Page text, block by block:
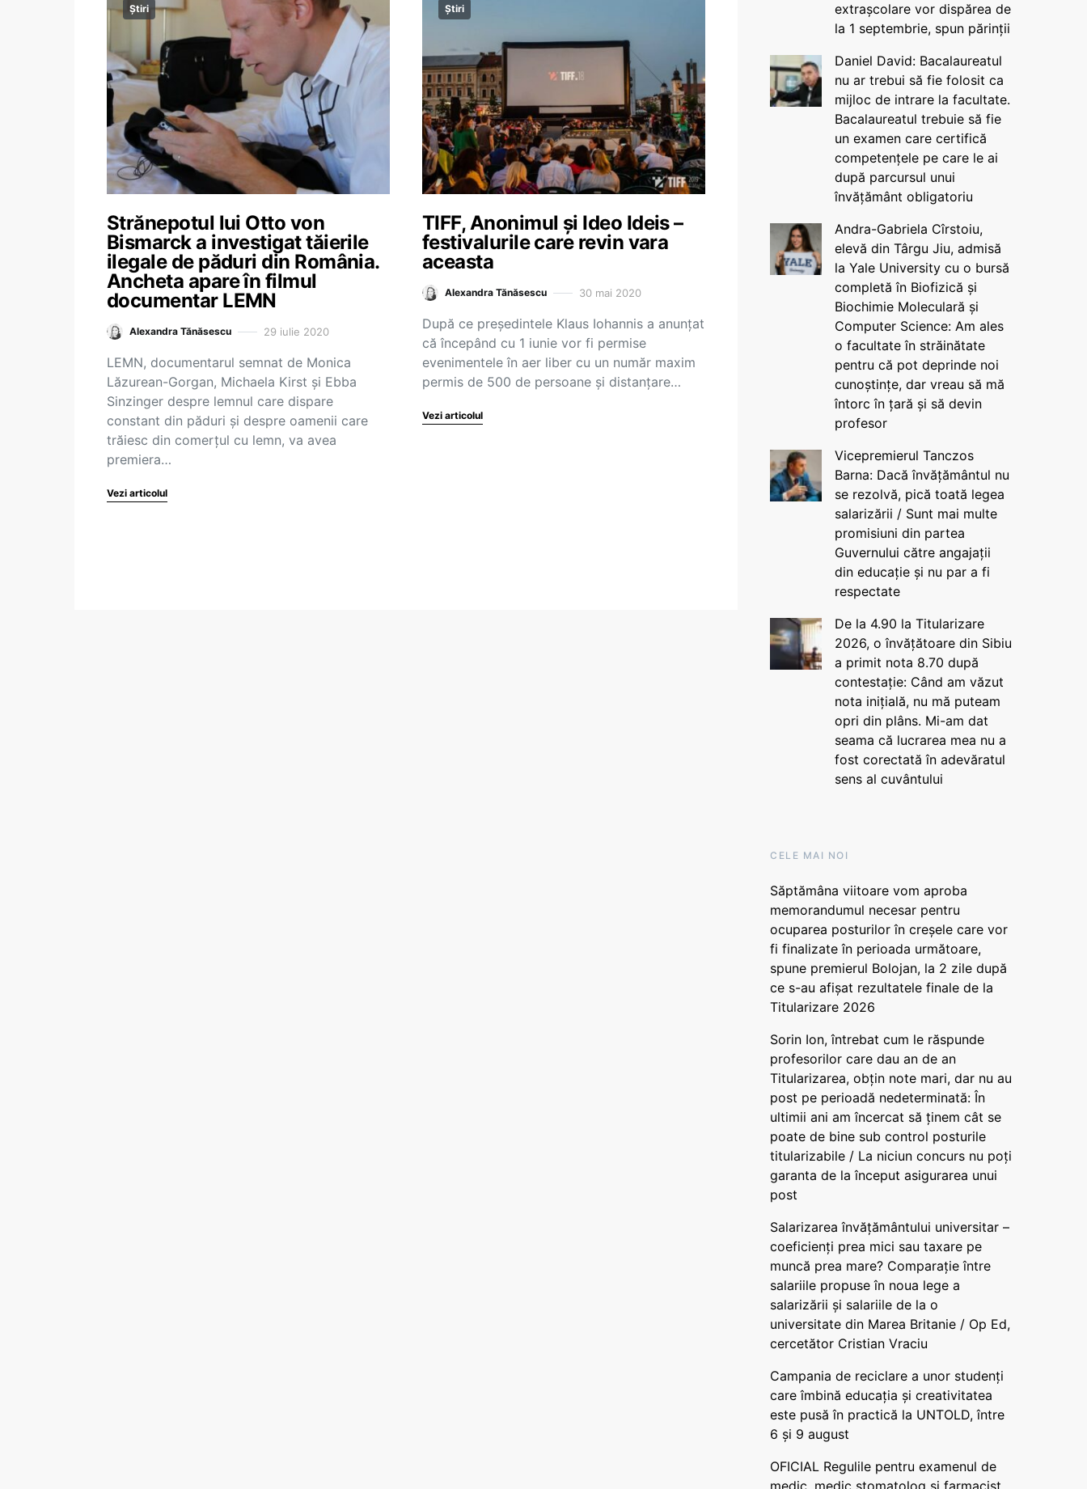
Știri
Strănepotul lui Otto von
Bismarck a investigat tăierile
ilegale de păduri din România.
Ancheta apare în filmul
documentar LEMN
Alexandra Tănăsescu 29 iulie 2020
LEMN, documentarul semnat de Monica
Lăzurean-Gorgan, Michaela Kirst și Ebba
Sinzinger despre lemnul care dispare
constant din păduri și despre oamenii care
trăiesc din comerțul cu lemn, va avea
premiera…
Vezi articolul
Știri
TIFF, Anonimul și Ideo Ideis –
festivalurile care revin vara
aceasta
Alexandra Tănăsescu 30 mai 2020
După ce președintele Klaus Iohannis a anunțat
că începând cu 1 iunie vor fi permise
evenimentele în aer liber cu un număr maxim
permis de 500 de persoane și distanțare…
Vezi articolul
extrașcolare vor dispărea de
la 1 septembrie, spun părinții
Daniel David: Bacalaureatul
nu ar trebui să fie folosit ca
mijloc de intrare la facultate.
Bacalaureatul trebuie să fie
un examen care certifică
competențele pe care le ai
după parcursul unui
învățământ obligatoriu
Andra-Gabriela Cîrstoiu,
elevă din Târgu Jiu, admisă
la Yale University cu o bursă
completă în Biofizică și
Biochimie Moleculară și
Computer Science: Am ales
o facultate în străinătate
pentru că pot deprinde noi
cunoștințe, dar vreau să mă
întorc în țară și să devin
profesor
Vicepremierul Tanczos
Barna: Dacă învățământul nu
se rezolvă, pică toată legea
salarizării / Sunt mai multe
promisiuni din partea
Guvernului către angajații
din educație și nu par a fi
respectate
De la 4.90 la Titularizare
2026, o învățătoare din Sibiu
a primit nota 8.70 după
contestație: Când am văzut
nota inițială, nu mă puteam
opri din plâns. Mi-am dat
seama că lucrarea mea nu a
fost corectată în adevăratul
sens al cuvântului
CELE MAI NOI
Săptămâna viitoare vom aproba
memorandumul necesar pentru
ocuparea posturilor în creșele care vor
fi finalizate în perioada următoare,
spune premierul Bolojan, la 2 zile după
ce s-au afișat rezultatele finale de la
Titularizare 2026
Sorin Ion, întrebat cum le răspunde
profesorilor care dau an de an
Titularizarea, obțin note mari, dar nu au
post pe perioadă nedeterminată: În
ultimii ani am încercat să ținem cât se
poate de bine sub control posturile
titularizabile / La niciun concurs nu poți
garanta de la început asigurarea unui
post
Salarizarea învățământului universitar –
coeficienți prea mici sau taxare pe
muncă prea mare? Comparație între
salariile propuse în noua lege a
salarizării și salariile de la o
universitate din Marea Britanie / Op Ed,
cercetător Cristian Vraciu
Campania de reciclare a unor studenți
care îmbină educația și creativitatea
este pusă în practică la UNTOLD, între
6 și 9 august
OFICIAL Regulile pentru examenul de
medic, medic stomatolog și farmacist